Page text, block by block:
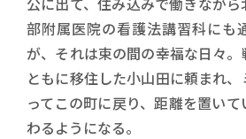
部附属医院の看護法講習科にも
が、それは束の間の幸福な日々
ともに移住した小山田に頼まれ
ってこの町に戻り、距離を置い
わるようになる。